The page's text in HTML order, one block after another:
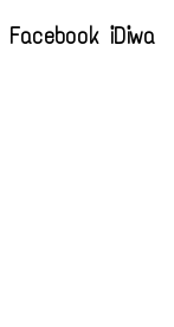
Facebook iDiwa